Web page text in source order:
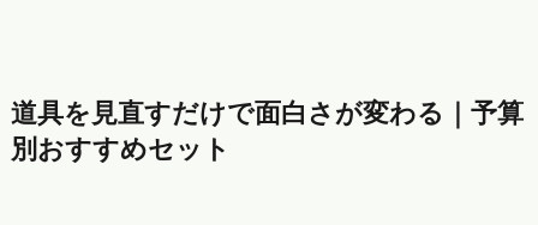
道具を見直すだけで面白さが変わる｜予算
別おすすめセット